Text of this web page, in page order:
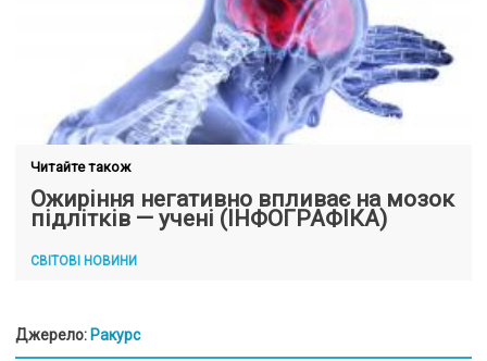
Читайте також
Ожиріння негативно впливає на мозок
підлітків — учені (ІНФОГРАФІКА)
СВІТОВІ НОВИНИ
Джерело: Ракурс